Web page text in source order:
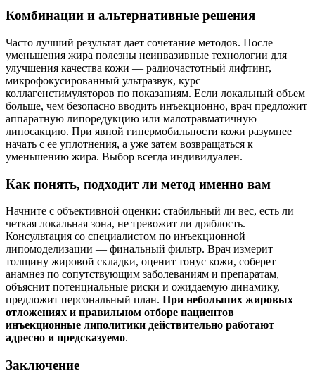
Комбинации и альтернативные решения
Часто лучший результат дает сочетание методов. После
уменьшения жира полезны неинвазивные технологии для
улучшения качества кожи — радиочастотный лифтинг,
микрофокусированный ультразвук, курс
коллагенстимуляторов по показаниям. Если локальный объем
больше, чем безопасно вводить инъекционно, врач предложит
аппаратную липоредукцию или малотравматичную
липосакцию. При явной гипермобильности кожи разумнее
начать с ее уплотнения, а уже затем возвращаться к
уменьшению жира. Выбор всегда индивидуален.
Как понять, подходит ли метод именно вам
Начните с объективной оценки: стабильный ли вес, есть ли
четкая локальная зона, не тревожит ли дряблость.
Консультация со специалистом по инъекционной
липомоделизации — финальный фильтр. Врач измерит
толщину жировой складки, оценит тонус кожи, соберет
анамнез по сопутствующим заболеваниям и препаратам,
объяснит потенциальные риски и ожидаемую динамику,
предложит персональный план. При небольших жировых
отложениях и правильном отборе пациентов
инъекционные липолитики действительно работают
адресно и предсказуемо.
Заключение